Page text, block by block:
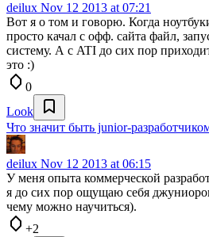
deilux Nov 12 2013 at 07:21
Вот я о том и говорю. Когда
просто качал с офф. сайта файл,
систему. А с ATI до сих пор
это :)
0
Look
Что значит быть junior-
deilux Nov 12 2013 at 06:15
У меня опыта коммерческой
я до сих пор ощущаю себя
чему можно научиться).
+2